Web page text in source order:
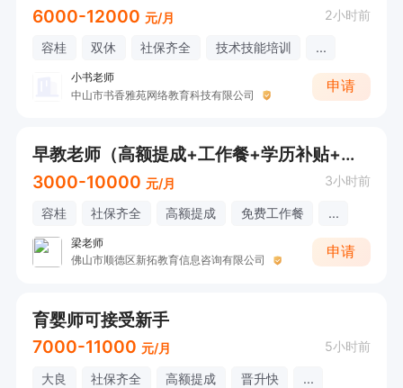
6000-12000 元/月 2小时前
容桂 双休 社保齐全 技术技能培训 ...
小书老师
中山市书香雅苑网络教育科技有限公司
申请
早教老师（高额提成+工作餐+学历补贴+年终奖）
3000-10000 元/月 3小时前
容桂 社保齐全 高额提成 免费工作餐 ...
梁老师
佛山市顺德区新拓教育信息咨询有限公司
申请
育婴师可接受新手
7000-11000 元/月 5小时前
大良 社保齐全 高额提成 晋升快 ...